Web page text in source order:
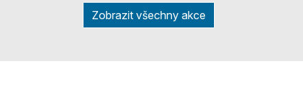
Zobrazit všechny akce